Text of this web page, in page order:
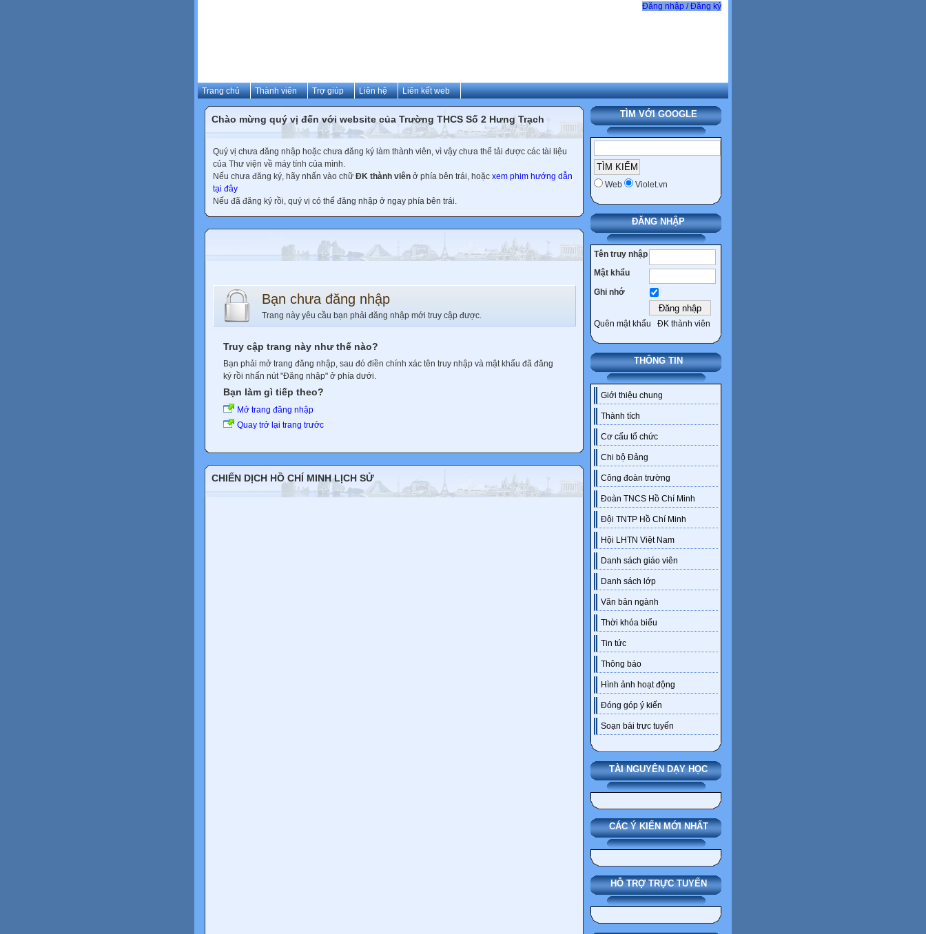
Đăng nhập / Đăng ký
Trang chủ Thành viên Trợ giúp Liên hệ Liên kết web
TÌM VỚI GOOGLE
Web Violet.vn
ĐĂNG NHẬP
Tên truy nhập
Mật khẩu
Ghi nhớ
Quên mật khẩu ĐK thành viên
THÔNG TIN
Giới thiệu chung
Thành tích
Cơ cấu tổ chức
Chi bộ Đảng
Công đoàn trường
Đoàn TNCS Hồ Chí Minh
Đội TNTP Hồ Chí Minh
Hội LHTN Việt Nam
Danh sách giáo viên
Danh sách lớp
Văn bản ngành
Thời khóa biểu
Tin tức
Thông báo
Hình ảnh hoạt động
Đóng góp ý kiến
Soạn bài trực tuyến
TÀI NGUYÊN DẠY HỌC
CÁC Ý KIẾN MỚI NHẤT
HỖ TRỢ TRỰC TUYẾN
Chào mừng quý vị đến với website của Trường THCS Số 2 Hưng Trạch
Quý vị chưa đăng nhập hoặc chưa đăng ký làm thành viên, vì vậy chưa thể tải được các tài liệu
của Thư viện về máy tính của mình.
Nếu chưa đăng ký, hãy nhấn vào chữ ĐK thành viên ở phía bên trái, hoặc xem phim hướng dẫn
tại đây
Nếu đã đăng ký rồi, quý vị có thể đăng nhập ở ngay phía bên trái.
Bạn chưa đăng nhập
Trang này yêu cầu bạn phải đăng nhập mới truy cập được.
Truy cập trang này như thế nào?
Bạn phải mở trang đăng nhập, sau đó điền chính xác tên truy nhập và mật khẩu đã đăng
ký rồi nhấn nút "Đăng nhập" ở phía dưới.
Bạn làm gì tiếp theo?
Mở trang đăng nhập
Quay trở lại trang trước
CHIẾN DỊCH HỒ CHÍ MINH LỊCH SỬ